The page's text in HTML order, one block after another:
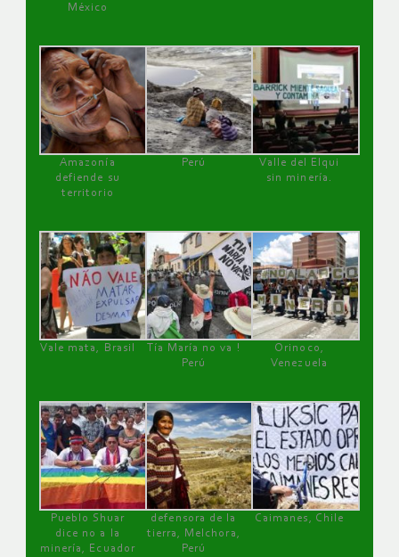
México
Amazonía
defiende su
territorio
Perú
Valle del Elqui
sin minería.
Vale mata, Brasil
Tía María no va !
Perú
Orinoco,
Venezuela
Pueblo Shuar
dice no a la
minería, Ecuador
defensora de la
tierra, Melchora,
Perú
Caimanes, Chile